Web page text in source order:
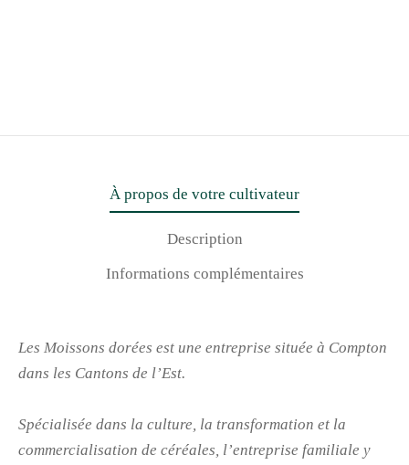
À propos de votre cultivateur
Description
Informations complémentaires
Les Moissons dorées est une entreprise située à Compton
dans les Cantons de l’Est.
Spécialisée dans la culture, la transformation et la
commercialisation de céréales, l’entreprise familiale y